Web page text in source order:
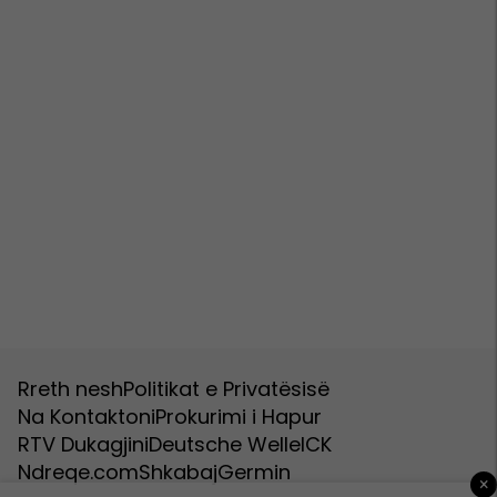
Rreth neshPolitikat e Privatësisë
Na KontaktoniProkurimi i Hapur
RTV DukagjiniDeutsche WelleICK
Ndreqe.comShkabajGermin ×